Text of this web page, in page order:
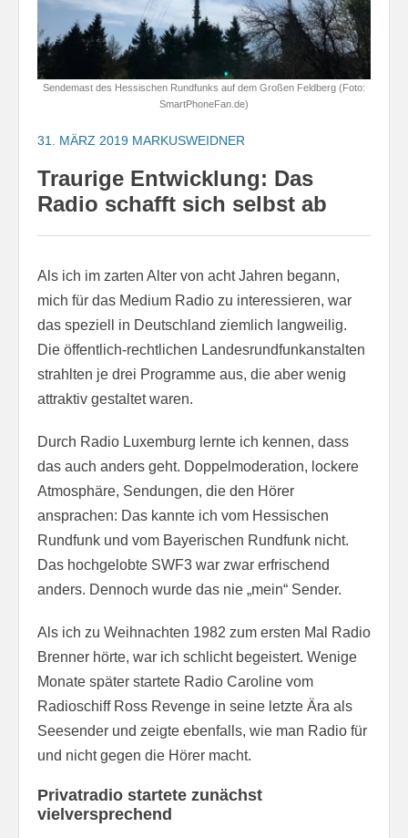
Sendemast des Hessischen Rundfunks auf dem Großen Feldberg (Foto:
SmartPhoneFan.de)
31. MÄRZ 2019 MARKUSWEIDNER
Traurige Entwicklung: Das
Radio schafft sich selbst ab
Als ich im zarten Alter von acht Jahren begann,
mich für das Medium Radio zu interessieren, war
das speziell in Deutschland ziemlich langweilig.
Die öffentlich-rechtlichen Landesrundfunkanstalten
strahlten je drei Programme aus, die aber wenig
attraktiv gestaltet waren.
Durch Radio Luxemburg lernte ich kennen, dass
das auch anders geht. Doppelmoderation, lockere
Atmosphäre, Sendungen, die den Hörer
ansprachen: Das kannte ich vom Hessischen
Rundfunk und vom Bayerischen Rundfunk nicht.
Das hochgelobte SWF3 war zwar erfrischend
anders. Dennoch wurde das nie „mein“ Sender.
Als ich zu Weihnachten 1982 zum ersten Mal Radio
Brenner hörte, war ich schlicht begeistert. Wenige
Monate später startete Radio Caroline vom
Radioschiff Ross Revenge in seine letzte Ära als
Seesender und zeigte ebenfalls, wie man Radio für
und nicht gegen die Hörer macht.
Privatradio startete zunächst
vielversprechend